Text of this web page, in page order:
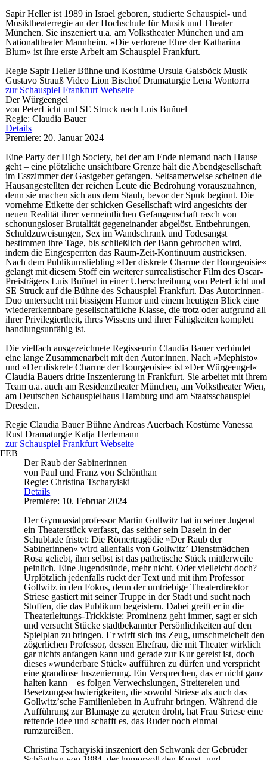
Sapir Heller ist 1989 in Israel geboren, studierte Schauspiel- und
Musiktheaterregie an der Hochschule für Musik und Theater
München. Sie inszeniert u.a. am Volkstheater München und am
Nationaltheater Mannheim. »Die verlorene Ehre der Katharina
Blum« ist ihre erste Arbeit am Schauspiel Frankfurt.
Regie Sapir HellerBühne und KostümeUrsula GaisböckMusik
Gustavo Strauß VideoLion BischofDramaturgieLena Wontorra
zur Schauspiel Frankfurt Webseite
Der Würgeengel
von PeterLicht und SE Struck nach Luis Buñuel
Regie: Claudia Bauer
Details
Premiere: 20. Januar 2024
Eine Party der High Society, bei der am Ende niemand nach Hause
geht – eine plötzliche unsichtbare Grenze hält die Abendgesellschaft
im Esszimmer der Gastgeber gefangen. Seltsamerweise scheinen die
Hausangestellten der reichen Leute die Bedrohung vorauszuahnen,
denn sie machen sich aus dem Staub, bevor der Spuk beginnt. Die
vornehme Etikette der schicken Gesellschaft wird angesichts der
neuen Realität ihrer vermeintlichen Gefangenschaft rasch von
schonungsloser Brutalität gegeneinander abgelöst. Entbehrungen,
Schuldzuweisungen, Sex im Wandschrank und Todesangst
bestimmen ihre Tage, bis schließlich der Bann gebrochen wird,
indem die Eingesperrten das Raum-Zeit-Kontinuum austricksen.
Nach dem Publikumsliebling »Der diskrete Charme der Bourgeoisie«
gelangt mit diesem Stoff ein weiterer surrealistischer Film des Oscar-
Preisträgers Luis Buñuel in einer Überschreibung von PeterLicht und
SE Struck auf die Bühne des Schauspiel Frankfurt. Das Autor:innen-
Duo untersucht mit bissigem Humor und einem heutigen Blick eine
wiedererkennbare gesellschaftliche Klasse, die trotz oder aufgrund all
ihrer Privilegiertheit, ihres Wissens und ihrer Fähigkeiten komplett
handlungsunfähig ist.
Die vielfach ausgezeichnete Regisseurin Claudia Bauer verbindet
eine lange Zusammenarbeit mit den Autor:innen. Nach »Mephisto«
und »Der diskrete Charme der Bourgeoisie« ist »Der Würgeengel«
Claudia Bauers dritte Inszenierung in Frankfurt. Sie arbeitet mit ihrem
Team u.a. auch am Residenztheater München, am Volkstheater Wien,
am Deutschen Schauspielhaus Hamburg und am Staatsschauspiel
Dresden.
RegieClaudia BauerBühneAndreas Auerbach KostümeVanessa
Rust Dramaturgie Katja Herlemann
zur Schauspiel Frankfurt Webseite
FEB
Der Raub der Sabinerinnen
von Paul und Franz von Schönthan
Regie: Christina Tscharyiski
Details
Premiere: 10. Februar 2024
Der Gymnasialprofessor Martin Gollwitz hat in seiner Jugend
ein Theaterstück verfasst, das seither sein Dasein in der
Schublade fristet: Die Römertragödie »Der Raub der
Sabinerinnen« wird allenfalls von Gollwitzʼ Dienstmädchen
Rosa geliebt, ihm selbst ist das pathetische Stück mittlerweile
peinlich. Eine Jugendsünde, mehr nicht. Oder vielleicht doch?
Urplötzlich jedenfalls rückt der Text und mit ihm Professor
Gollwitz in den Fokus, denn der umtriebige Theaterdirektor
Striese gastiert mit seiner Truppe in der Stadt und sucht nach
Stoffen, die das Publikum begeistern. Dabei greift er in die
Theaterleitungs-Trickkiste: Prominenz geht immer, sagt er sich –
und versucht Stücke stadtbekannter Persönlichkeiten auf den
Spielplan zu bringen. Er wirft sich ins Zeug, umschmeichelt den
zögerlichen Professor, dessen Ehefrau, die mit Theater wirklich
gar nichts anfangen kann und gerade zur Kur gereist ist, doch
dieses »wunderbare Stück« aufführen zu dürfen und verspricht
eine grandiose Inszenierung. Ein Versprechen, das er nicht ganz
halten kann – es folgen Verwechslungen, Streitereien und
Besetzungsschwierigkeiten, die sowohl Striese als auch das
Gollwitzʼsche Familienleben in Aufruhr bringen. Während die
Aufführung zur Blamage zu geraten droht, hat Frau Striese eine
rettende Idee und schafft es, das Ruder noch einmal
rumzureißen.
Christina Tscharyiski inszeniert den Schwank der Gebrüder